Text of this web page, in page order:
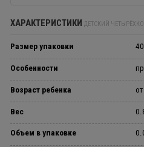
ХАРАКТЕРИСТИКИ ДЕТСКИЙ
Размер упаковки
Особенности
Возраст ребенка
Вес
Объем в упаковке